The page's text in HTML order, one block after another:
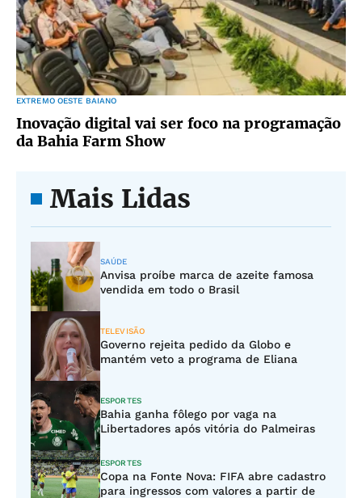
EXTREMO OESTE BAIANO
Inovação digital vai ser foco na programação
da Bahia Farm Show
Mais Lidas
SAÚDE
Anvisa proíbe marca de azeite famosa
vendida em todo o Brasil
TELEVISÃO
Governo rejeita pedido da Globo e
mantém veto a programa de Eliana
ESPORTES
Bahia ganha fôlego por vaga na
Libertadores após vitória do Palmeiras
ESPORTES
Copa na Fonte Nova: FIFA abre cadastro
para ingressos com valores a partir de